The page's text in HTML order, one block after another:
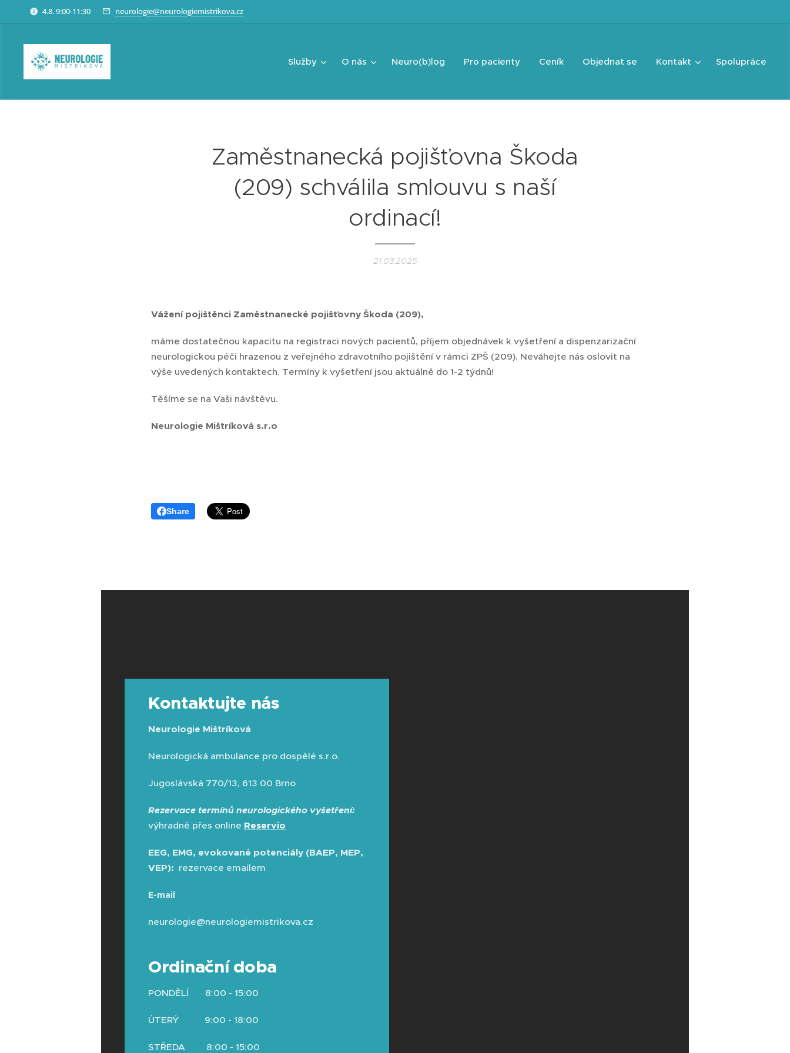
4.8. 9:00-11:30 neurologie@neurologiemistrikova.cz
Služby O nás Neuro(b)log Pro pacienty Ceník Objednat se Kontakt Spolupráce
Zaměstnanecká pojišťovna Škoda
(209) schválila smlouvu s naší
ordinací!
21.03.2025
Vážení pojištěnci Zaměstnanecké pojišťovny Škoda (209),
máme dostatečnou kapacitu na registraci nových pacientů, příjem objednávek k vyšetření a dispenzarizační
neurologickou péči hrazenou z veřejného zdravotního pojištění v rámci ZPŠ (209). Neváhejte nás oslovit na
výše uvedených kontaktech. Termíny k vyšetření jsou aktuálně do 1-2 týdnů!
Těšíme se na Vaši návštěvu.
Neurologie Mištríková s.r.o
Share
Kontaktujte nás
Neurologie Mištríková
Neurologická ambulance pro dospělé s.r.o.
Jugoslávská 770/13, 613 00 Brno
Rezervace termínů neurologického vyšetření:
výhradně přes online Reservio
EEG, EMG, evokované potenciály (BAEP, MEP,
VEP): rezervace emailem
E-mail
neurologie@neurologiemistrikova.cz
Ordinační doba
PONDĚLÍ 8:00 - 15:00
ÚTERÝ 9:00 - 18:00
STŘEDA 8:00 - 15:00